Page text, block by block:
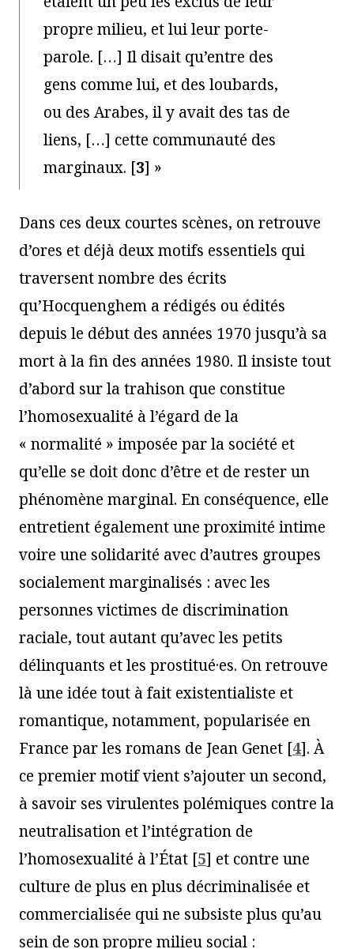
propre milieu, et lui leur porte-
parole. […] Il disait qu’entre des
gens comme lui, et des loubards,
ou des Arabes, il y avait des tas de
liens, […] cette communauté des
marginaux. [3] »
Dans ces deux courtes scènes, on retrouve
d’ores et déjà deux motifs essentiels qui
traversent nombre des écrits
qu’Hocquenghem a rédigés ou édités
depuis le début des années 1970 jusqu’à sa
mort à la fin des années 1980. Il insiste tout
d’abord sur la trahison que constitue
l’homosexualité à l’égard de la
« normalité » imposée par la société et
qu’elle se doit donc d’être et de rester un
phénomène marginal. En conséquence, elle
entretient également une proximité intime
voire une solidarité avec d’autres groupes
socialement marginalisés : avec les
personnes victimes de discrimination
raciale, tout autant qu’avec les petits
délinquants et les prostitué·es. On retrouve
là une idée tout à fait existentialiste et
romantique, notamment, popularisée en
France par les romans de Jean Genet [4]. À
ce premier motif vient s’ajouter un second,
à savoir ses virulentes polémiques contre la
neutralisation et l’intégration de
l’homosexualité à l’État [5] et contre une
culture de plus en plus décriminalisée et
commercialisée qui ne subsiste plus qu’au
sein de son propre milieu social :